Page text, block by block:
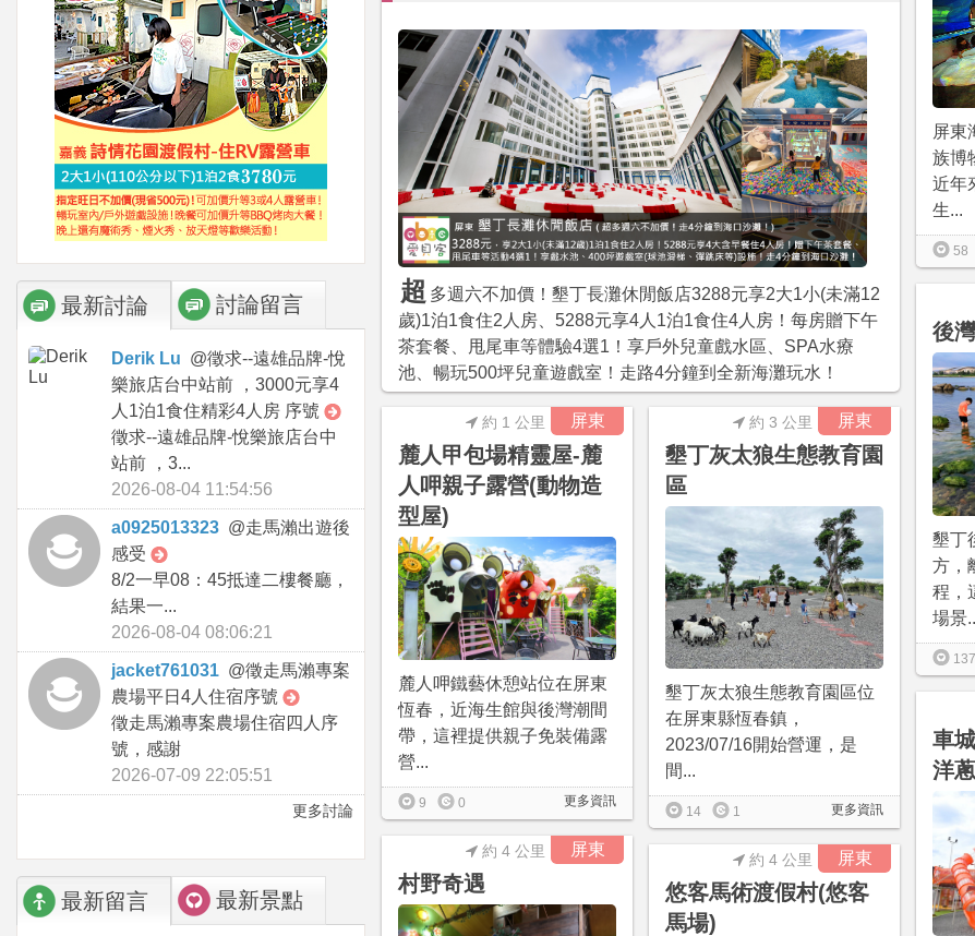
最新討論 討論留言
Derik Lu @徵求--遠雄品牌-悅
樂旅店台中站前 ，3000元享4
人1泊1食住精彩4人房 序號
徵求--遠雄品牌-悅樂旅店台中
站前 ，3...
2026-08-04 11:54:56
a0925013323 @走馬瀨出遊後
感受
8/2一早08：45抵達二樓餐廳，
結果一...
2026-08-04 08:06:21
jacket761031 @徵走馬瀨專案
農場平日4人住宿序號
徵走馬瀨專案農場住宿四人序
號，感謝
2026-07-09 22:05:51
更多討論
最新留言 最新景點
超 多週六不加價！墾丁長灘休閒飯店3288元享2大1小(未滿12
歲)1泊1食住2人房、5288元享4人1泊1食住4人房！每房贈下午
茶套餐、甩尾車等體驗4選1！享戶外兒童戲水區、SPA水療
池、暢玩500坪兒童遊戲室！走路4分鐘到全新海灘玩水！
屏東
族博
近年
生...
58
後
墾丁
方，
程，
場景
137
屏東
麓人甲包場精靈屋-麓
人呷親子露營(動物造
型屋)
約 1 公里
麓人呷鐵藝休憩站位在屏東
恆春，近海生館與後灣潮間
帶，這裡提供親子免裝備露
營...
更多資訊
9 0
屏東
墾丁灰太狼生態教育園
區
約 3 公里
墾丁灰太狼生態教育園區位
在屏東縣恆春鎮，
2023/07/16開始營運，是
間...
更多資訊
14 1
車
洋
屏東
村野奇遇
約 4 公里 屏東
悠客馬術渡假村(悠客
馬場)
約 4 公里